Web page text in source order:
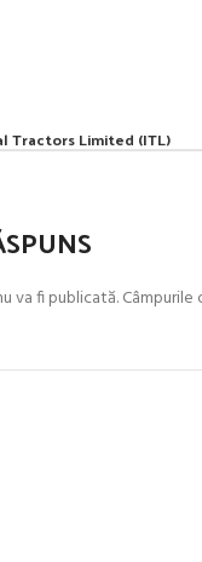
Tractors Limited (ITL)
va fi publicată.